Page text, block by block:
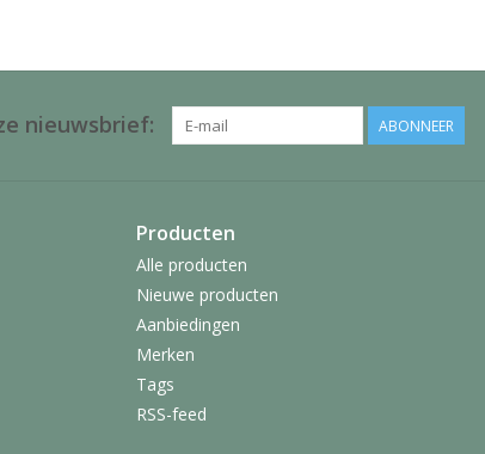
nieuwsbrief: ABONNEER
Producten
Alle producten
Nieuwe producten
Aanbiedingen
Merken
Tags
RSS-feed